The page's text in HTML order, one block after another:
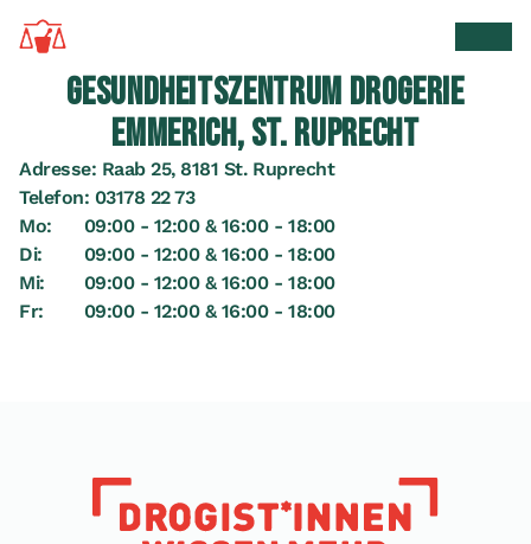
Zur Startseite
GESUNDHEITSZENTRUM DROGERIE
EMMERICH, ST. RUPRECHT
Adresse: Raab 25, 8181 St. Ruprecht
Telefon: 03178 22 73
Mo:
09:00 - 12:00 & 16:00 - 18:00
Di:
09:00 - 12:00 & 16:00 - 18:00
Mi:
09:00 - 12:00 & 16:00 - 18:00
Fr:
09:00 - 12:00 & 16:00 - 18:00